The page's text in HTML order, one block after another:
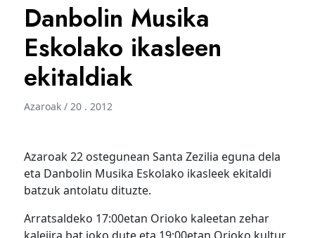
Danbolin Musika
Eskolako ikasleen
ekitaldiak
Azaroak / 20 . 2012
Azaroak 22 ostegunean Santa Zezilia eguna dela
eta Danbolin Musika Eskolako ikasleek ekitaldi
batzuk antolatu dituzte.
Arratsaldeko 17:00etan Orioko kaleetan zehar